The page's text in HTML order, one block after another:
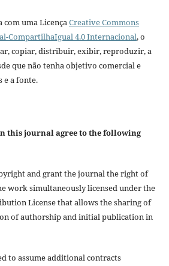
com uma LicençaCreative Commons
CompartilhaIgual 4.0 Internacional, o
copiar, distribuir, exibir, reproduzir, a
que não tenha objetivo comercial e
e a fonte.
this journal agree to the following
and grant the journal the right of
work simultaneously licensed under the
License that allows the sharing of
of authorship and initial publication in
to assume additional contracts